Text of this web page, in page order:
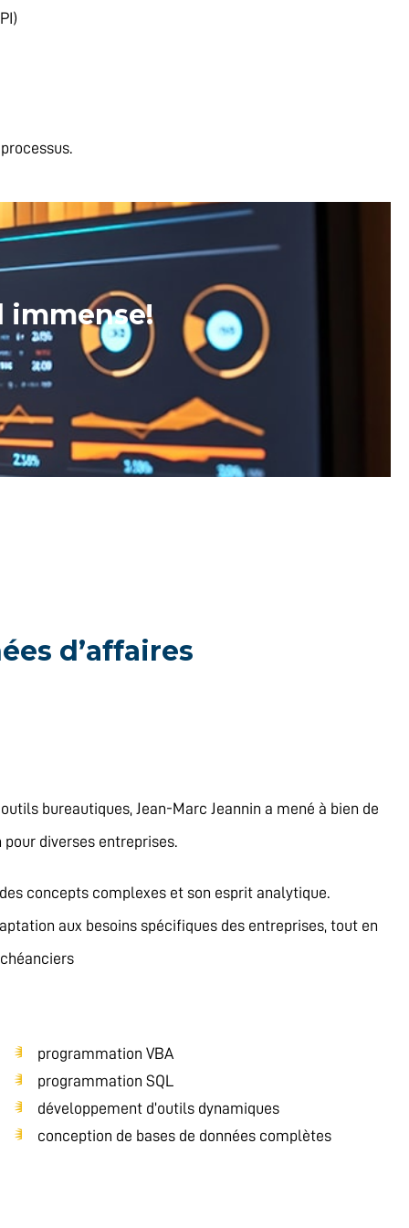
immense!
d’affaires
bureautiques, Jean-Marc Jeannin a mené à bien de
diverses entreprises.
concepts complexes et son esprit analytique.
aux besoins spécifiques des entreprises, tout en
programmation VBA
programmation SQL
développement d’outils dynamiques
conception de bases de données complètes